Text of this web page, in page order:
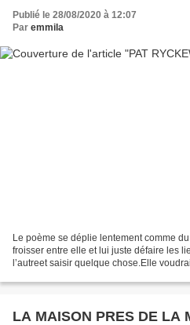
Publié le 28/08/2020 à 12:07
Par emmila
Le poème se déplie lentement comme
froisser entre elle et lui juste défaire les
l’autreet saisir quelque chose.Elle
LA MAISON PRES DE LA